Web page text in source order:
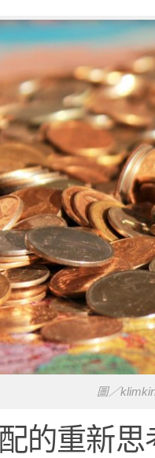
圖／
的重新思